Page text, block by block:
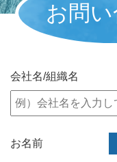
お問
会社名/組織名
お名前